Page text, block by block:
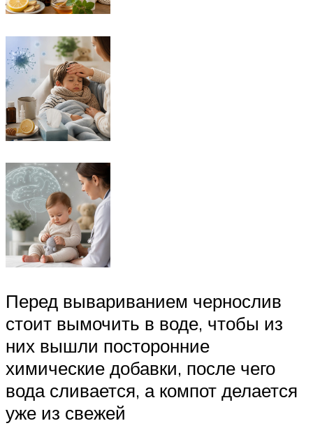
Перед вывариванием чернослив
стоит вымочить в воде, чтобы из
них вышли посторонние
химические добавки, после чего
вода сливается, а компот делается
уже из свежей